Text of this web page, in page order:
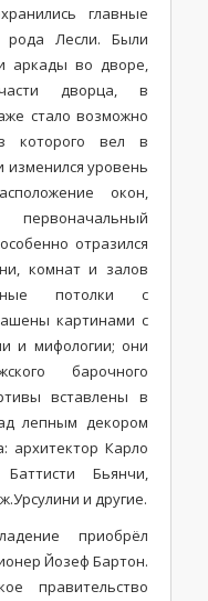
главные
Лесли. Были
аркады во дворе,
дворца, в
стало возможно
которого вел в
изменился уровень
окон,
отразился
комнат и залов
потолки с
картинами с
и мифологии; они
барочного
вставлены в
лепным декором
архитектор Карло
Баттисти Бьянчи,
и другие.
приобрёл
Йозеф Бартон.
правительство